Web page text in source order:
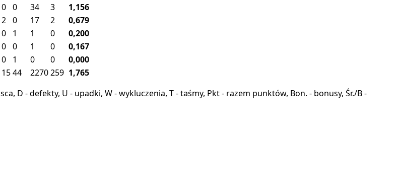
0 0 34 3
1,156
2 0 17 2
0,679
0 1 1 0
0,200
0 0 1 0
0,167
0 1 0 0
0,000
1544 2270259 1,765
D - defekty, U - upadki, W - wykluczenia, T - taśmy, Pkt - razem punktów, Bon. - bonusy, Śr./B -